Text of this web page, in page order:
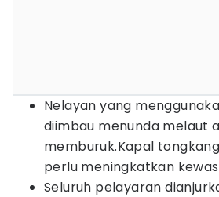
Nelayan yang
diimbau menunda melaut
memburuk.Kapal
perlu meningkatkan
Seluruh pelayaran